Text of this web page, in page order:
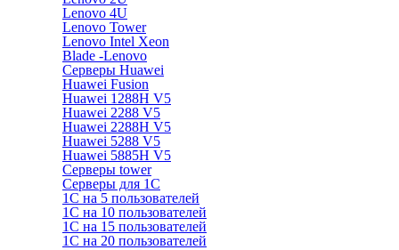
Lenovo 4U
Lenovo Tower
Lenovo Intel Xeon
Blade -Lenovo
Серверы Huawei
Huawei Fusion
Huawei 1288H V5
Huawei 2288 V5
Huawei 2288H V5
Huawei 5288 V5
Huawei 5885H V5
Серверы tower
Серверы для 1C
1С на 5 пользователей
1С на 10 пользователей
1С на 15 пользователей
1С на 20 пользователей